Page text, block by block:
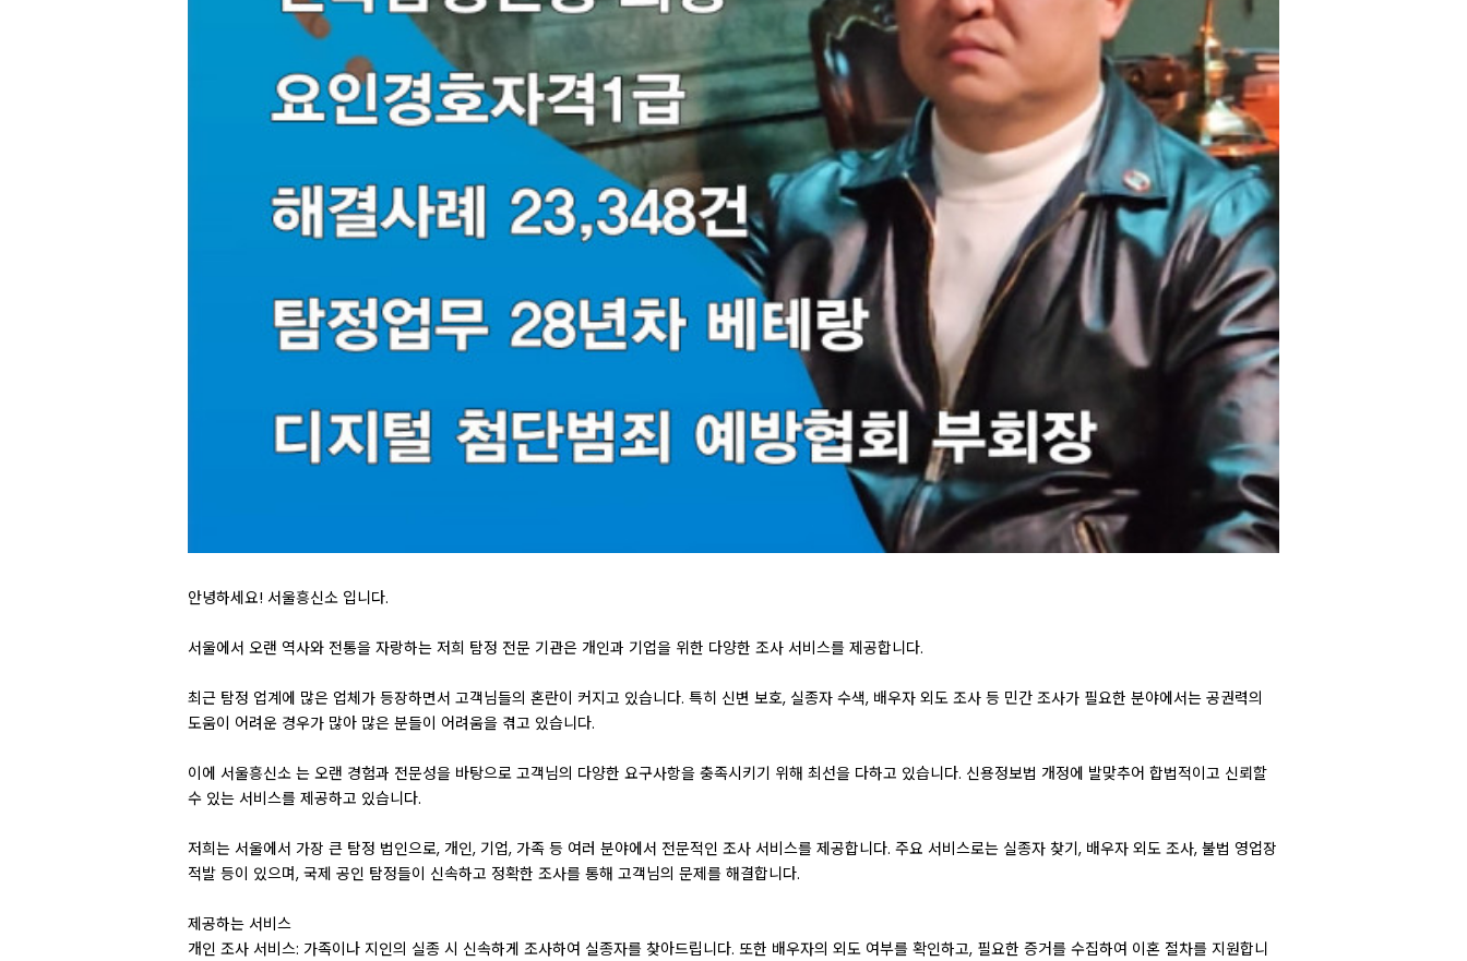
안녕하세요! 서울흥신소 입니다.
서울에서 오랜 역사와 전통을 자랑하는 저희 탐정 전문 기관은 개인과 기업을 위한 다양한 조사 서비스를 제공합니다.
최근 탐정 업계에 많은 업체가 등장하면서 고객님들의 혼란이 커지고 있습니다. 특히 신변 보호, 실종자 수색, 배우자 외도 조사 등 민간 조사가 필요한 분야에서는 공권력의
도움이 어려운 경우가 많아 많은 분들이 어려움을 겪고 있습니다.
이에 서울흥신소 는 오랜 경험과 전문성을 바탕으로 고객님의 다양한 요구사항을 충족시키기 위해 최선을 다하고 있습니다. 신용정보법 개정에 발맞추어 합법적이고 신뢰할
수 있는 서비스를 제공하고 있습니다.
저희는 서울에서 가장 큰 탐정 법인으로, 개인, 기업, 가족 등 여러 분야에서 전문적인 조사 서비스를 제공합니다. 주요 서비스로는 실종자 찾기, 배우자 외도 조사, 불법 영업장
적발 등이 있으며, 국제 공인 탐정들이 신속하고 정확한 조사를 통해 고객님의 문제를 해결합니다.
제공하는 서비스
개인 조사 서비스: 가족이나 지인의 실종 시 신속하게 조사하여 실종자를 찾아드립니다. 또한 배우자의 외도 여부를 확인하고, 필요한 증거를 수집하여 이혼 절차를 지원합니